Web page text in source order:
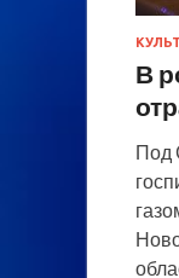
В
Под